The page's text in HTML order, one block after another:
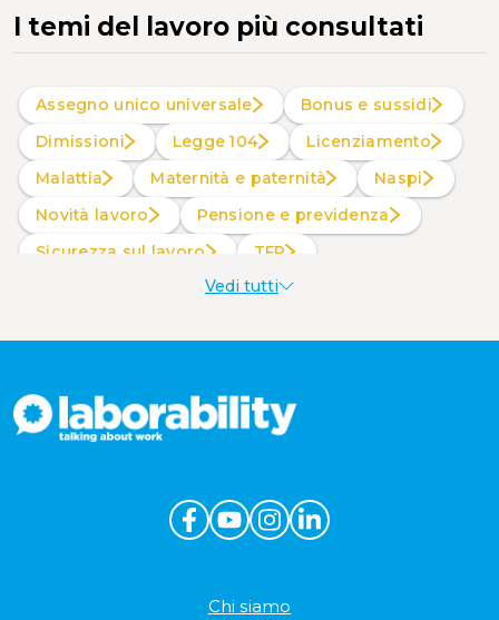
I temi del lavoro più consultati
Assegno unico universale
Bonus e sussidi
Dimissioni
Legge 104
Licenziamento
Malattia
Maternità e paternità
Naspi
Novità lavoro
Pensione e previdenza
Sicurezza sul lavoro
TFR
Vedi tutti
Chi siamo